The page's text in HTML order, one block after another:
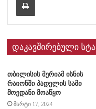
დაკავშირებული
თბილისის მერიამ ისნის
რაიონში პადელის სამი
მოედანი მოაწყო
მარტი 17, 2024